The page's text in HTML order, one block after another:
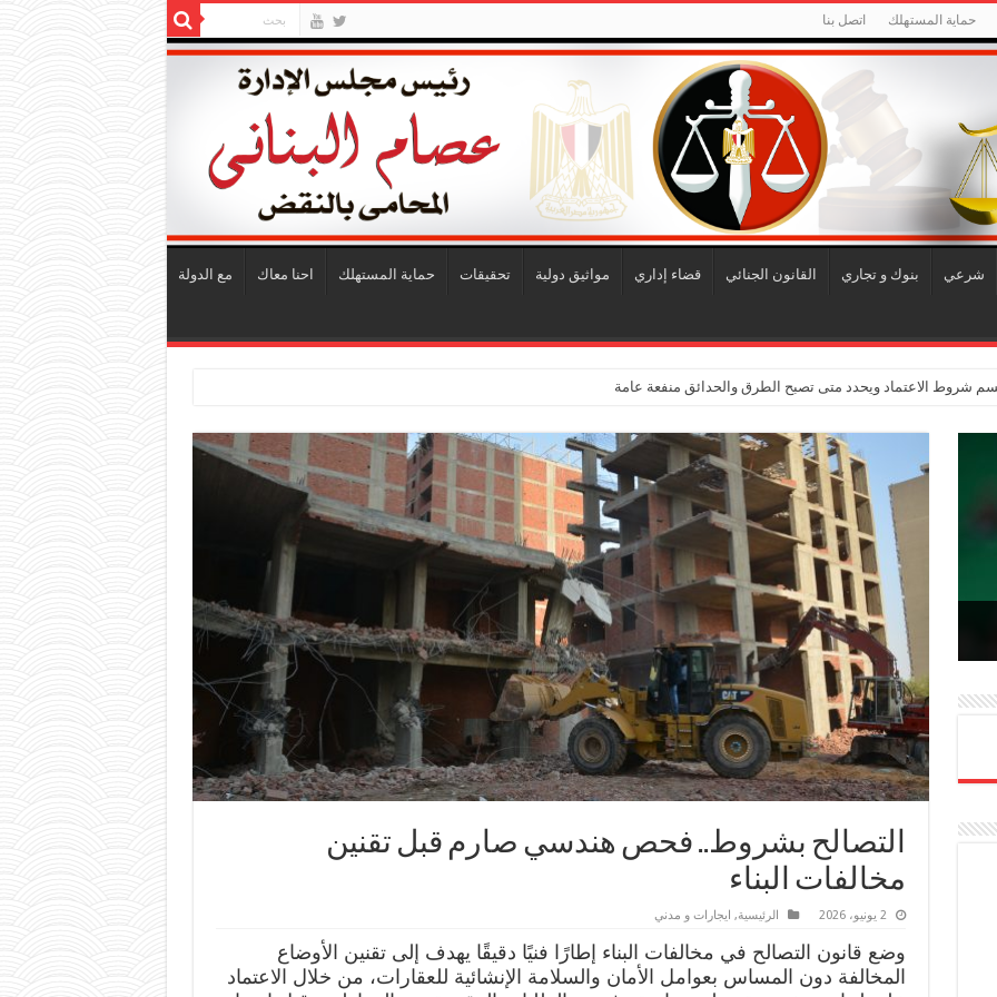
حماية المستهلك اتصل بنا
شرعي بنوك و تجاري القانون الجنائي قضاء إداري مواثيق دولية تحقيقات حماية المستهلك احنا معاك مع الدولة
شروط الاعتماد ويحدد متى تصبح الطرق والحدائق منفعة عامة
التصالح بشروط.. فحص هندسي صارم قبل تقنين
مخالفات البناء
2 يونيو، 2026 الرئيسية, ايجارات و مدني
وضع قانون التصالح في مخالفات البناء إطارًا فنيًا دقيقًا يهدف إلى تقنين الأوضاع
المخالفة دون المساس بعوامل الأمان والسلامة الإنشائية للعقارات، من خلال الاعتماد